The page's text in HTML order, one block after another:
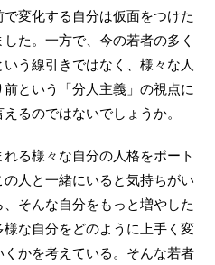
変化する自分は仮面をつけた
た。一方で、今の若者の多く
う線引きではなく、様々な人
という「分人主義」の視点に
るのではないでしょうか。
る様々な自分の人格をポート
人と一緒にいると気持ちがい
そんな自分をもっと増やした
な自分をどのように上手く変
かを考えている。そんな若者